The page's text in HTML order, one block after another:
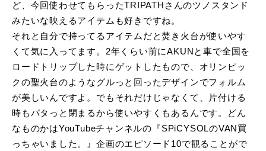
ど、今回使わせてもらったTRIPATHさんのツノスタンド
みたいな映えるアイテムも好きですね。
それと自分で持ってるアイテムだと焚き火台が使いやす
くて気に入ってます。2年くらい前にAKUNと車で全国を
ロードトリップした時にゲットしたもので、オリンピッ
クの聖火台のようなグルっと回ったデザインでフォルム
が美しいんですよ。でもそれだけじゃなくて、片付ける
時もパタっと閉まるから使いやすくもあるんです。どん
なものかはYouTubeチャンネルの『SPiCYSOLのVAN買
っちゃいました。』企画のエピソード10で観ることがで